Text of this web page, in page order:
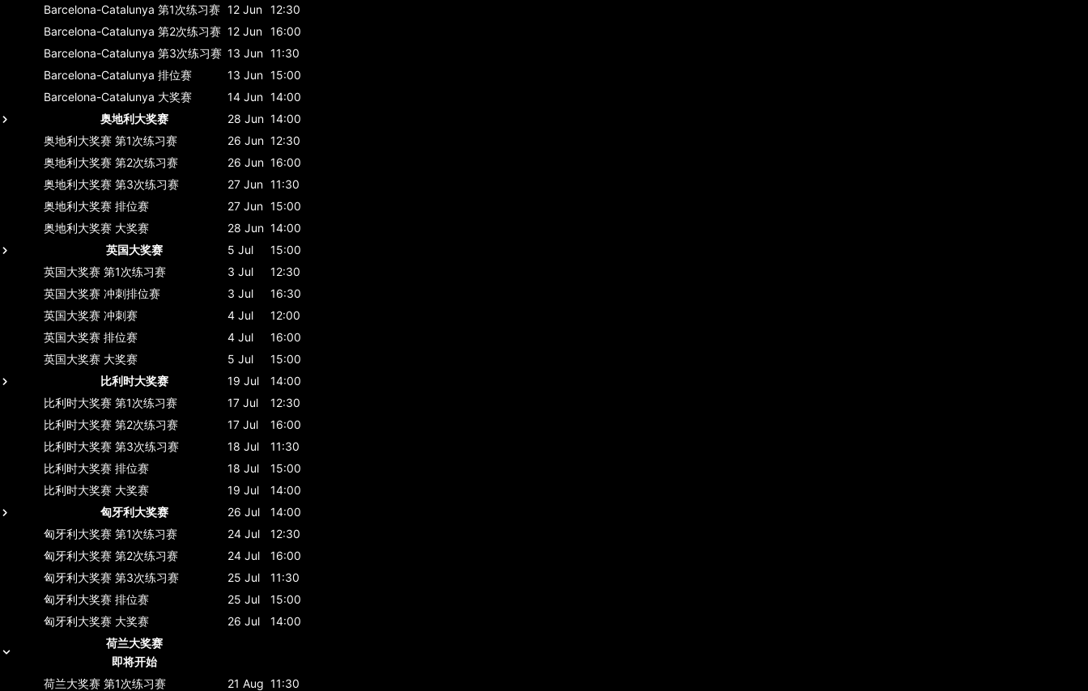
Barcelona-Catalunya 第1次练习赛 12 Jun 12:30
Barcelona-Catalunya 第2次练习赛 12 Jun 16:00
Barcelona-Catalunya 第3次练习赛 13 Jun 11:30
Barcelona-Catalunya 排位赛 13 Jun 15:00
Barcelona-Catalunya 大奖赛 14 Jun 14:00
奥地利大奖赛
28 Jun 14:00
奥地利大奖赛 第1次练习赛 26 Jun 12:30
奥地利大奖赛 第2次练习赛 26 Jun 16:00
奥地利大奖赛 第3次练习赛 27 Jun 11:30
奥地利大奖赛 排位赛 27 Jun 15:00
奥地利大奖赛 大奖赛 28 Jun 14:00
英国大奖赛
5 Jul
15:00
英国大奖赛 第1次练习赛 3 Jul
12:30
英国大奖赛 冲刺排位赛 3 Jul
16:30
英国大奖赛 冲刺赛 4 Jul
12:00
英国大奖赛 排位赛 4 Jul
16:00
英国大奖赛 大奖赛 5 Jul
15:00
比利时大奖赛
19 Jul
14:00
比利时大奖赛 第1次练习赛 17 Jul
12:30
比利时大奖赛 第2次练习赛 17 Jul
16:00
比利时大奖赛 第3次练习赛 18 Jul
11:30
比利时大奖赛 排位赛 18 Jul
15:00
比利时大奖赛 大奖赛 19 Jul
14:00
匈牙利大奖赛
26 Jul
14:00
匈牙利大奖赛 第1次练习赛 24 Jul
12:30
匈牙利大奖赛 第2次练习赛 24 Jul
16:00
匈牙利大奖赛 第3次练习赛 25 Jul
11:30
匈牙利大奖赛 排位赛 25 Jul
15:00
匈牙利大奖赛 大奖赛 26 Jul
14:00
荷兰大奖赛
即将开始
荷兰大奖赛 第1次练习赛 21 Aug 11:30